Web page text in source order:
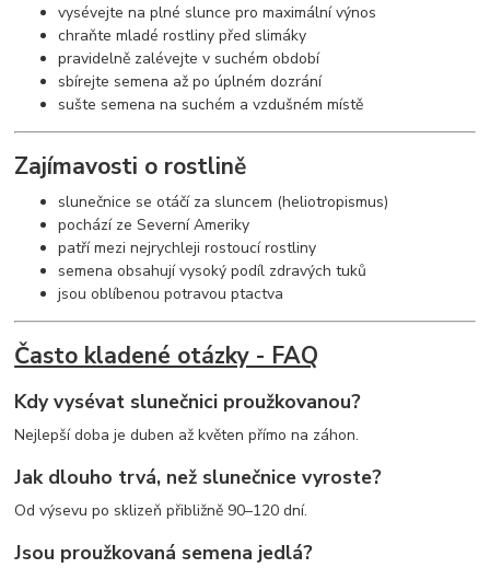
vysévejte na plné slunce pro maximální výnos
chraňte mladé rostliny před slimáky
pravidelně zalévejte v suchém období
sbírejte semena až po úplném dozrání
sušte semena na suchém a vzdušném místě
Zajímavosti o rostlině
slunečnice se otáčí za sluncem (heliotropismus)
pochází ze Severní Ameriky
patří mezi nejrychleji rostoucí rostliny
semena obsahují vysoký podíl zdravých tuků
jsou oblíbenou potravou ptactva
Často kladené otázky - FAQ
Kdy vysévat slunečnici proužkovanou?
Nejlepší doba je duben až květen přímo na záhon.
Jak dlouho trvá, než slunečnice vyroste?
Od výsevu po sklizeň přibližně 90–120 dní.
Jsou proužkovaná semena jedlá?